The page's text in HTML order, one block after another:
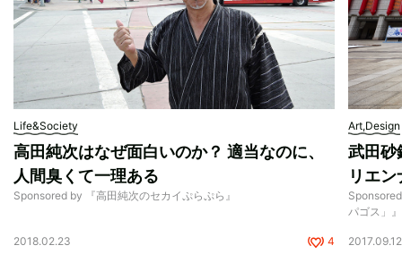
Life&Society
高田純次はなぜ面白いのか？ 適当なのに、
人間臭くて一理ある
Sponsored by 『高田純次のセカイぷらぷら』
2018.02.23 4
Art,Design
武田砂
リエ
パゴス」』
2017.09.12